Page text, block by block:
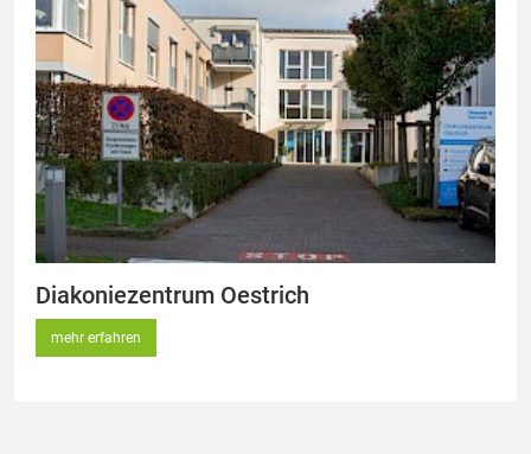
Diakoniezentrum Oestrich
mehr erfahren